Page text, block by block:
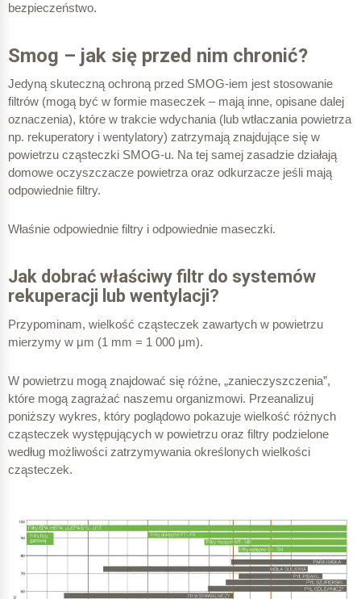
bezpieczeństwo.
Smog – jak się przed nim chronić?
Jedyną skuteczną ochroną przed SMOG-iem jest stosowanie
filtrów (mogą być w formie maseczek – mają inne, opisane dalej
oznaczenia), które w trakcie wdychania (lub wtłaczania powietrza
np. rekuperatory i wentylatory) zatrzymają znajdujące się w
powietrzu cząsteczki SMOG-u. Na tej samej zasadzie działają
domowe oczyszczacze powietrza oraz odkurzacze jeśli mają
odpowiednie filtry.
Właśnie odpowiednie filtry i odpowiednie maseczki.
Jak dobrać właściwy filtr do systemów
rekuperacji lub wentylacji?
Przypominam, wielkość cząsteczek zawartych w powietrzu
mierzymy w μm (1 mm = 1 000 μm).
W powietrzu mogą znajdować się różne, „zanieczyszczenia”,
które mogą zagrażać naszemu organizmowi. Przeanalizuj
poniższy wykres, który poglądowo pokazuje wielkość różnych
cząsteczek występujących w powietrzu oraz filtry podzielone
według możliwości zatrzymywania określonych wielkości
cząsteczek.